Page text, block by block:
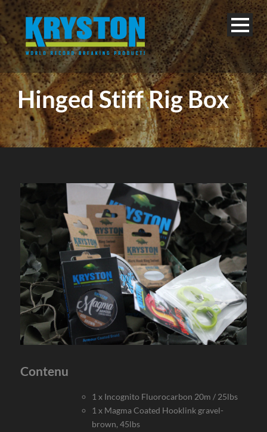
Français
Hinged Stiff Rig Box
Contenu
1 x Incognito Fluorocarbon 20m / 25lbs
1 x Magma Coated Hooklink gravel-
brown, 45lbs